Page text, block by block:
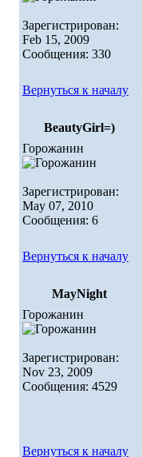
Зарегистрирован:
Feb 15, 2009
Сообщения: 330
Вернуться к началу
BeautyGirl=)
Горожанин
Зарегистрирован:
May 07, 2010
Сообщения: 6
Вернуться к началу
MayNight
Горожанин
Зарегистрирован:
Nov 23, 2009
Сообщения: 4529
Вернуться к началу